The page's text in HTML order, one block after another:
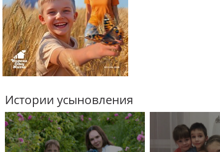
Истории усыновления